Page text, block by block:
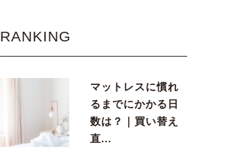
RANKING
マットレスに慣れ
るまでにかかる日
数は？｜買い替え
直...